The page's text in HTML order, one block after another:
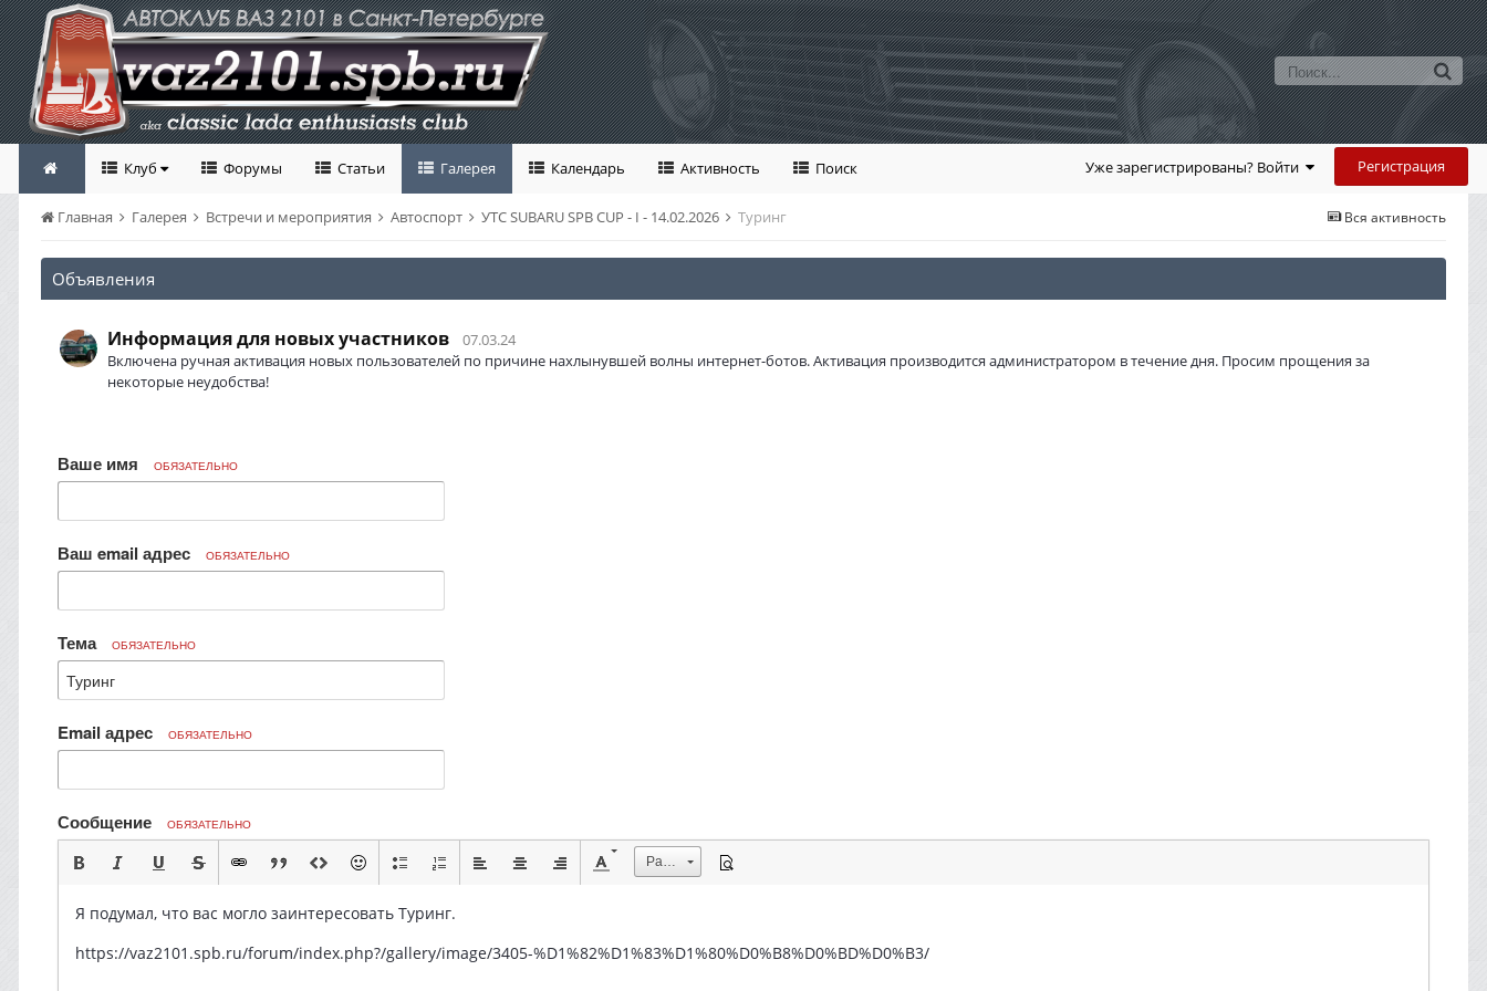
Уже зарегистрированы? Войти Регистрация
Клуб Форумы Статьи Галерея Календарь Активность Поиск
Вся активность
Главная Галерея Встречи и мероприятия Автоспорт УТС SUBARU SPB CUP - I - 14.02.2026 Туринг
Объявления
Информация для новых участников
07.03.24
Включена ручная активация новых пользователей по причине нахлынувшей волны интернет-ботов. Активация производится администратором в течение дня. Просим прощения за
некоторые неудобства!
Ваше имя ОБЯЗАТЕЛЬНО
Ваш email адрес ОБЯЗАТЕЛЬНО
Тема ОБЯЗАТЕЛЬНО
Email адрес ОБЯЗАТЕЛЬНО
Сообщение ОБЯЗАТЕЛЬНО
Размер
Я подумал, что вас могло заинтересовать Туринг.
https://vaz2101.spb.ru/forum/index.php?/gallery/image/3405-%D1%82%D1%83%D1%80%D0%B8%D0%BD%D0%B3/